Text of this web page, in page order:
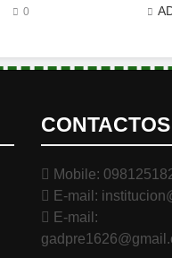
0
CONTACTOS
Mobile:
E-mail:
E-mail: